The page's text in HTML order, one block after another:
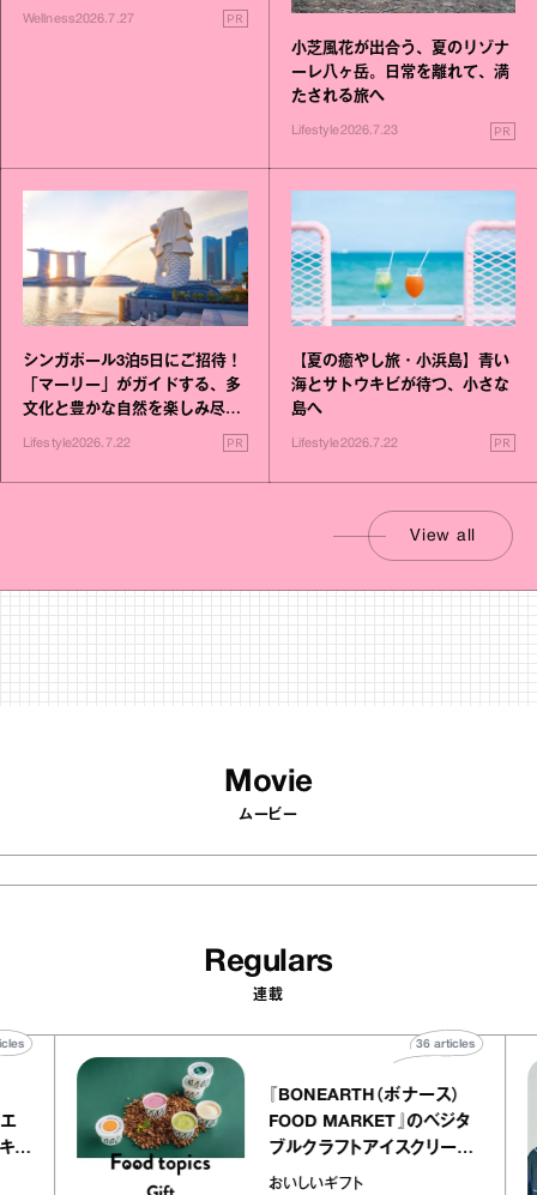
いこと毎日》シリーズが誕生
Wellness2026.7.27 PR
小芝風花が出合う、夏のリゾナ
ーレ八ヶ岳。日常を離れて、満
たされる旅へ
Lifestyle2026.7.23 PR
シンガポール3泊5日にご招待！
「マーリー」がガイドする、多
文化と豊かな自然を楽しみ尽く
Lifestyle2026.7.22 PR
【夏の癒やし旅・小浜島】青い
海とサトウキビが待つ、小さな
島へ
Lifestyle2026.7.22 PR
View all
Movie
ムービー
Regulars
連載
リエ
プ キャ
40articles
『BONEARTH（ボナース）
FOOD MARKET』のベジタ
ブルクラフトアイスクリーム
｜真野知子の「おいしいギフ
おいしいギフト
36articles